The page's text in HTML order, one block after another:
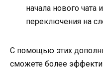
начала нового чата
переключения на
С помощью этих
сможете более